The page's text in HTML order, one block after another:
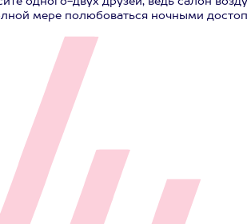
мере полюбоваться ночными